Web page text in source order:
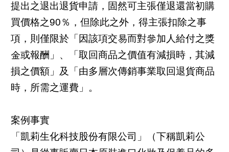
提出之退出退貨申請，固然可主張僅退還當初購
買價格之90％，但除此之外，得主張扣除之事
項，則僅限於「因該項交易而對參加人給付之獎
金或報酬」、「取回商品之價值有減損時，其減
損之價額」及「由多層次傳銷事業取回退貨商品
時，所需之運費」。
案例事實
「凱莉生化科技股份有限公司」（下稱凱莉公